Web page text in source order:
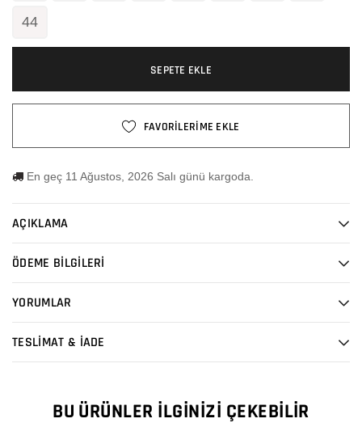
44
SEPETE EKLE
FAVORİLERİME EKLE
En geç 11 Ağustos, 2026 Salı günü kargoda.
AÇIKLAMA
ÖDEME BİLGİLERİ
YORUMLAR
TESLİMAT & İADE
BU ÜRÜNLER İLGINIZI ÇEKEBILIR